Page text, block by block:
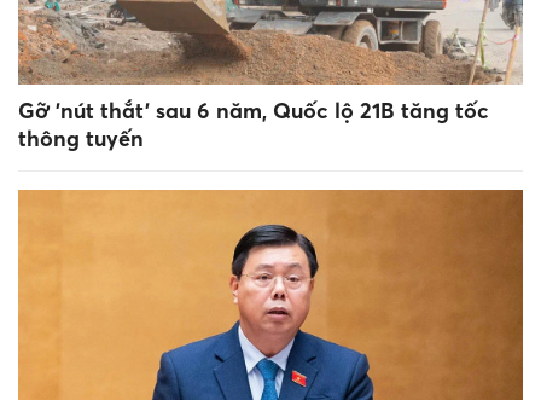
Gỡ 'nút thắt' sau 6 năm, Quốc lộ 21B tăng tốc
thông tuyến